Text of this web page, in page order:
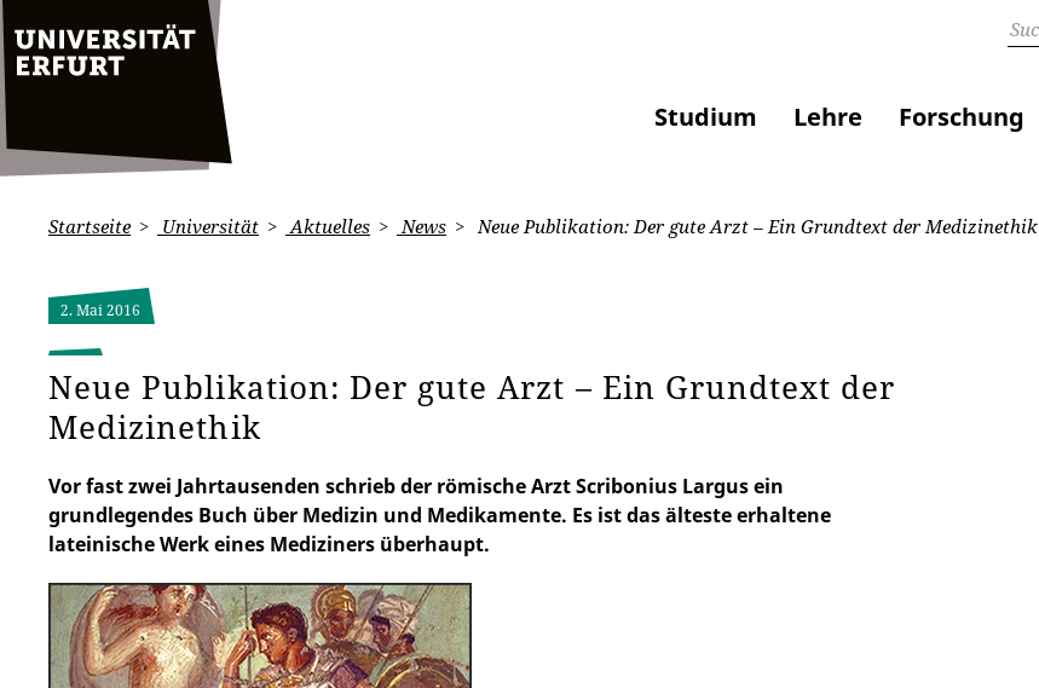
Studium Lehre Forschung
Startseite Universität Aktuelles News Neue Publikation: Der gute Arzt – Ein Grundtext der Medizinethik
2. Mai 2016
Neue Publikation: Der gute Arzt – Ein Grundtext der
Medizinethik
Vor fast zwei Jahrtausenden schrieb der römische Arzt Scribonius Largus ein
grundlegendes Buch über Medizin und Medikamente. Es ist das älteste erhaltene
lateinische Werk eines Mediziners überhaupt.